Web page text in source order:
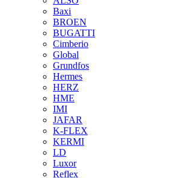
Baxi
BROEN
BUGATTI
Cimberio
Global
Grundfos
Hermes
HERZ
HME
IMI
JAFAR
K-FLEX
KERMI
LD
Luxor
Reflex